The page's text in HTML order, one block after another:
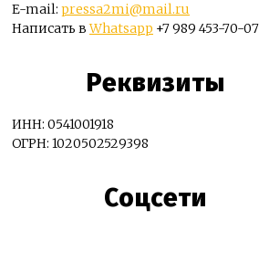
E-mail: pressa2mi@mail.ru
Написать вWhatsapp +7 989 453-70-07
Реквизиты
ИНН: 0541001918
ОГРН: 1020502529398
Соцсети